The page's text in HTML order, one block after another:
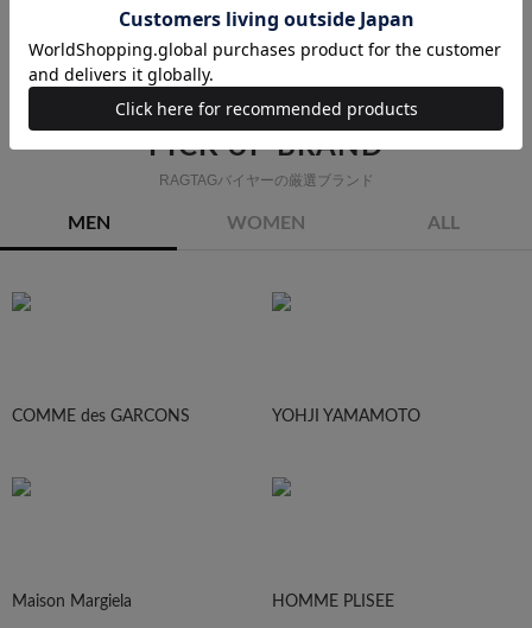
ワンピース ジャケット
コート
アクセサリー
PICK UP BRAND
RAGTAGバイヤーの厳選ブランド
MEN WOMEN ALL
COMME des GARCONS YOHJI YAMAMOTO
Maison Margiela HOMME PLISEE